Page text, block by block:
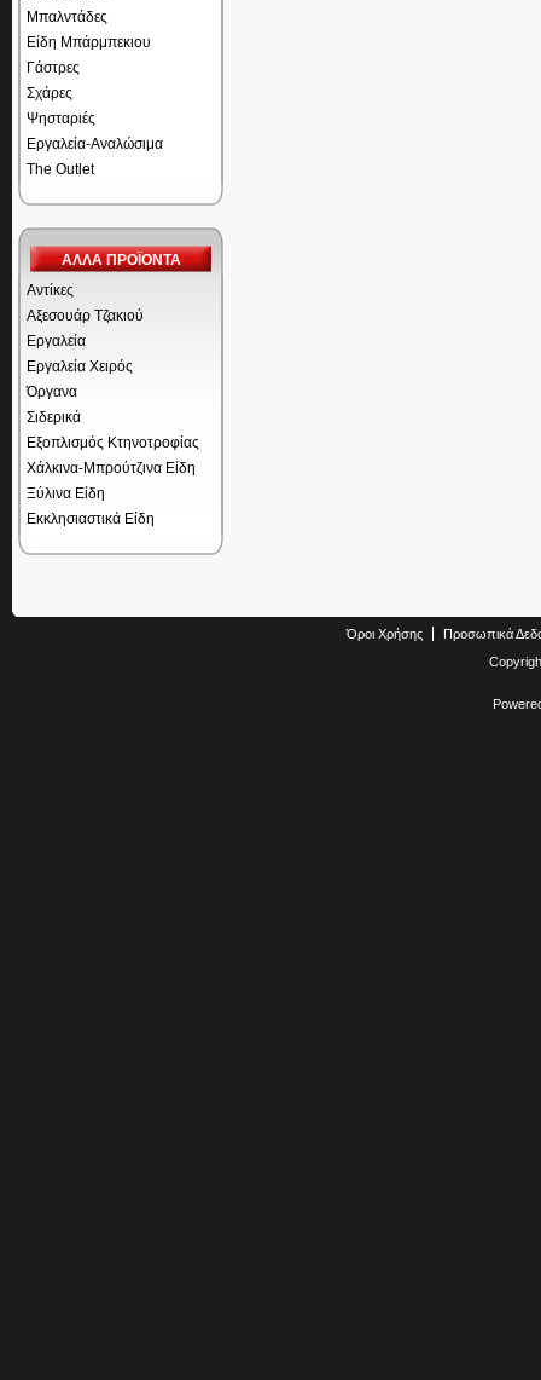
Μπαλντάδες
Είδη Μπάρμπεκιου
Γάστρες
Σχάρες
Ψησταριές
Εργαλεία-Αναλώσιμα
The Outlet
ΑΛΛΑ ΠΡΟΪΟΝΤΑ
Αντίκες
Αξεσουάρ Τζακιού
Εργαλεία
Εργαλεία Χειρός
Όργανα
Σιδερικά
Εξοπλισμός Κτηνοτροφίας
Χάλκινα-Μπρούτζινα Είδη
Ξύλινα Είδη
Εκκλησιαστικά Είδη
Όροι Χρήσης
Προσωπικά